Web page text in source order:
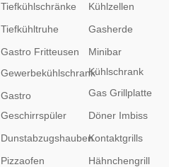
Tiefkühlschränke
Tiefkühltruhe
Gastro Fritteusen
Gewerbekühlschrank
Gastro
Geschirrspüler
Dunstabzugshauben
Pizzaofen
Kühlzellen
Gasherde
Minibar
Kühlschrank
Gas Grillplatte
Döner Imbiss
Kontaktgrills
Hähnchengrill